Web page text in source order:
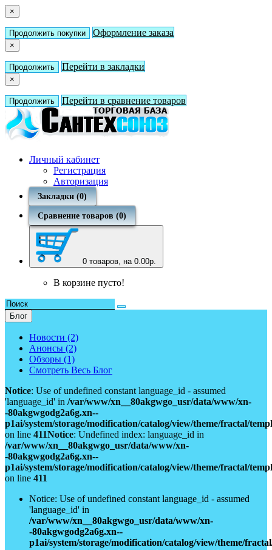
×
Продолжить покупки Оформление заказа
×
Продолжить Перейти в закладки
×
Продолжить Перейти в сравнение товаров
Личный кабинет
Регистрация
Авторизация
Закладки (0)
Сравнение товаров (0)
0 товаров, на 0.00р.
В корзине пусто!
Блог
Новости (2)
Анонсы (2)
Обзоры (1)
Смотреть Весь Блог
Notice: Use of undefined constant language_id - assumed
'language_id' in /var/www/xn__80akgwgo_usr/data/www/xn-
-80akgwgodg2a6g.xn--
p1ai/system/storage/modification/catalog/view/theme/fractal/
on line 411Notice: Undefined index: language_id in
/var/www/xn__80akgwgo_usr/data/www/xn-
-80akgwgodg2a6g.xn--
p1ai/system/storage/modification/catalog/view/theme/fractal/
on line 411
Notice: Use of undefined constant language_id - assumed
'language_id' in
/var/www/xn__80akgwgo_usr/data/www/xn-
-80akgwgodg2a6g.xn--
p1ai/system/storage/modification/catalog/view/theme/